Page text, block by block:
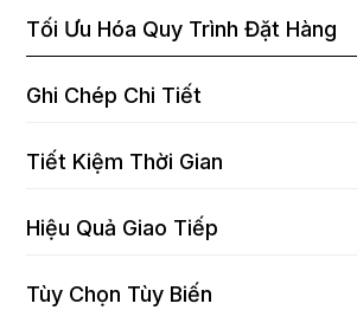
Tối Ưu Hóa Quy Trình Đặt Hàng
Ghi Chép Chi Tiết
Tiết Kiệm Thời Gian
Hiệu Quả Giao Tiếp
Tùy Chọn Tùy Biến